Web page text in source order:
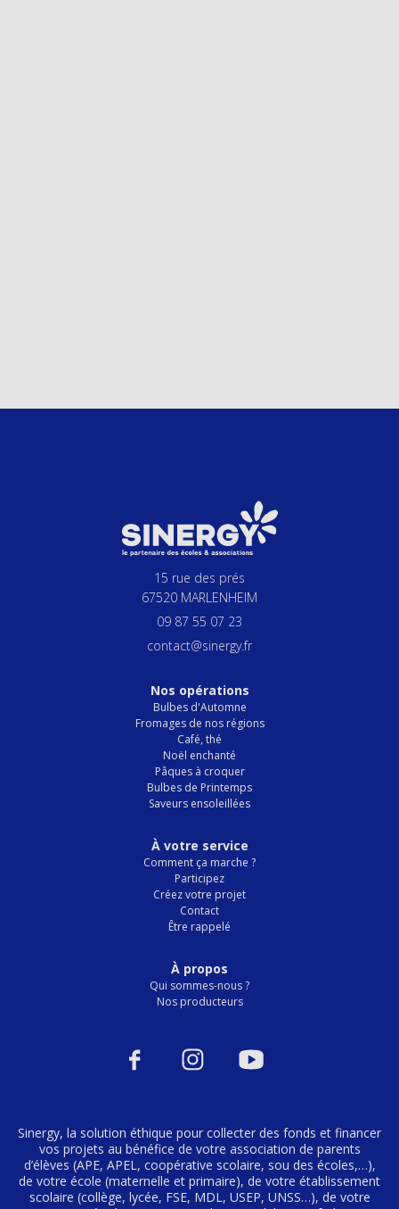
15 rue des prés
67520 MARLENHEIM
09 87 55 07 23
contact@sinergy.fr
Nos opérations
Bulbes d'Automne
Fromages de nos régions
Café, thé
Noël enchanté
Pâques à croquer
Bulbes de Printemps
Saveurs ensoleillées
À votre service
Comment ça marche ?
Participez
Créez votre projet
Contact
Être rappelé
À propos
Qui sommes-nous ?
Nos producteurs
Sinergy, la solution éthique pour collecter des fonds et financer
vos projets au bénéfice de votre association de parents
d’élèves (APE, APEL, coopérative scolaire, sou des écoles,…),
de votre école (maternelle et primaire), de votre établissement
scolaire (collège, lycée, FSE, MDL, USEP, UNSS…), de votre